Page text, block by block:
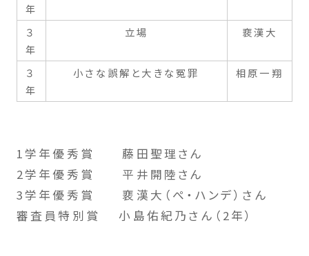
年
３
年
立場 裵漢大
３
年
小さな誤解と大きな冤罪 相原一翔
1学年優秀賞 藤田聖理さん
2学年優秀賞 平井開陸さん
3学年優秀賞 裵漢大（ぺ・ハンデ）さん
審査員特別賞 小島佑紀乃さん（2年）